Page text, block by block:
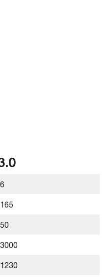
6
165
50
3000
1230